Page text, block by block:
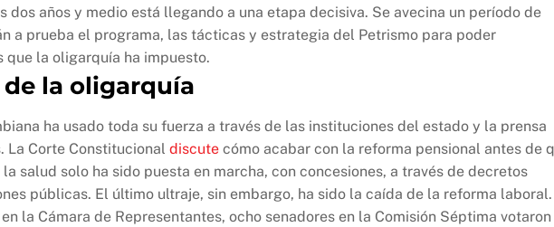
dos años y medio está llegando a una etapa decisiva. Se avecina un período de
a prueba el programa, las tácticas y estrategia del Petrismo para poder
la oligarquía ha impuesto.
la oligarquía
ha usado toda su fuerza a través de las instituciones del estado y la prensa
La Corte Constitucional discute cómo acabar con la reforma pensional antes de
salud solo ha sido puesta en marcha, con concesiones, a través de decretos
públicas. El último ultraje, sin embargo, ha sido la caída de la reforma laboral.
la Cámara de Representantes, ocho senadores en la Comisión Séptima votaron